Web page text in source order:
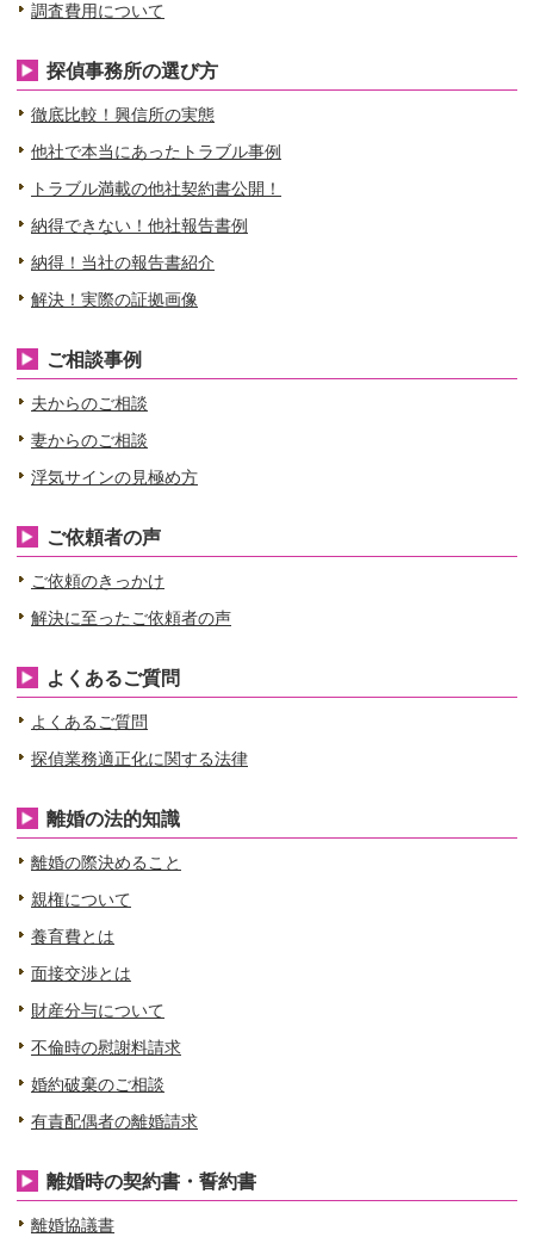
調査費用について
探偵事務所の選び方
徹底比較！興信所の実態
他社で本当にあったトラブル事例
トラブル満載の他社契約書公開！
納得できない！他社報告書例
納得！当社の報告書紹介
解決！実際の証拠画像
ご相談事例
夫からのご相談
妻からのご相談
浮気サインの見極め方
ご依頼者の声
ご依頼のきっかけ
解決に至ったご依頼者の声
よくあるご質問
よくあるご質問
探偵業務適正化に関する法律
離婚の法的知識
離婚の際決めること
親権について
養育費とは
面接交渉とは
財産分与について
不倫時の慰謝料請求
婚約破棄のご相談
有責配偶者の離婚請求
離婚時の契約書・誓約書
離婚協議書